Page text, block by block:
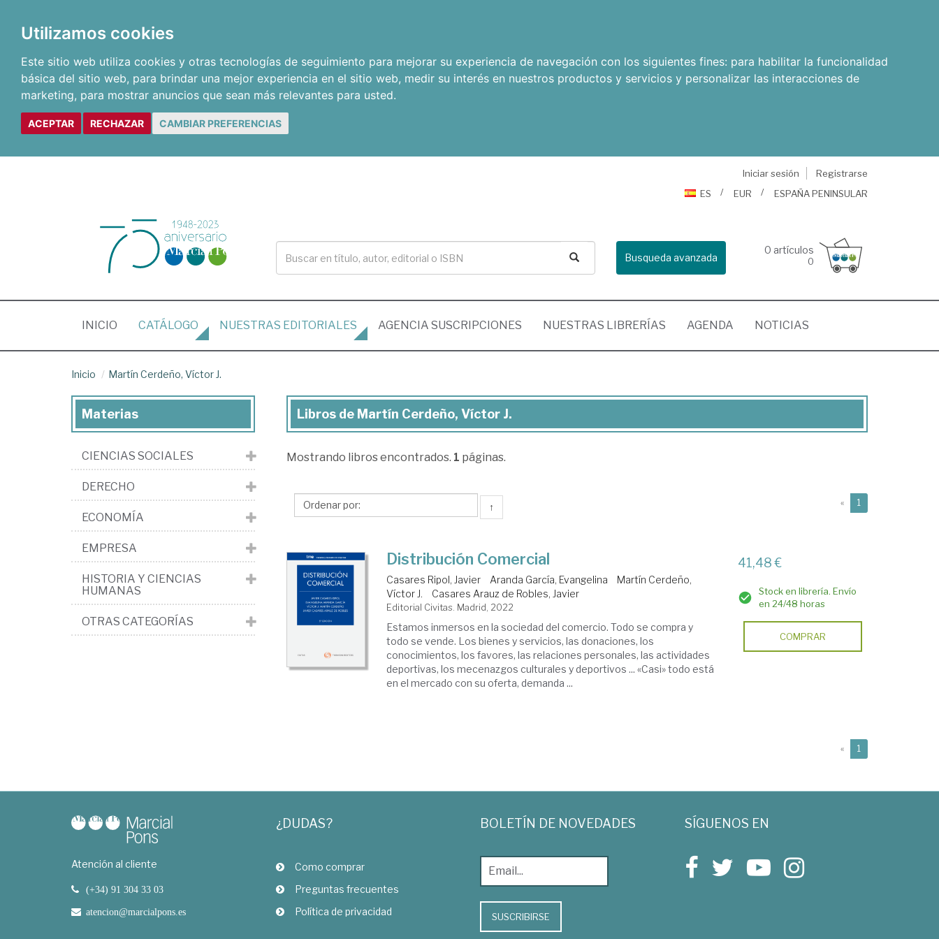
Utilizamos cookies
Este sitio web utiliza cookies y otras tecnologías de seguimiento para mejorar su experiencia de navegación con los siguientes fines: para habilitar la funcionalidad
básica del sitio web, para brindar una mejor experiencia en el sitio web, medir su interés en nuestros productos y servicios y personalizar las interacciones de
marketing, para mostrar anuncios que sean más relevantes para usted.
ACEPTAR RECHAZAR CAMBIAR PREFERENCIAS
Iniciar sesión
Registrarse
ES
EUR ESPAÑA PENINSULAR
Busqueda avanzada
0 artículos
0
INICIO (CURRENT)
CATÁLOGO NUESTRAS EDITORIALES AGENCIA SUSCRIPCIONES NUESTRAS LIBRERÍAS AGENDA NOTICIAS
Inicio Martín Cerdeño, Víctor J.
Libros
Martín
Víctor
Libros de Martín Cerdeño, Víctor J.
Mostrando libros encontrados. 1 páginas.
↑ « 1
Distribución Comercial
Casares Ripol, Javier Aranda García, Evangelina
Martín Cerdeño,
Víctor J.
Casares Arauz de Robles, Javier
Editorial Civitas. Madrid, 2022
Estamos inmersos en la sociedad del comercio. Todo se compra y
todo se vende. Los bienes y servicios, las donaciones, los
conocimientos, los favores, las relaciones personales, las actividades
deportivas, los mecenazgos culturales y deportivos ... «Casi» todo está
en el mercado con su oferta, demanda ...
41,48 €
Stock en librería. Envío
en 24/48 horas
COMPRAR
« 1
Materias
CIENCIAS SOCIALES
DERECHO
ECONOMÍA
EMPRESA
HISTORIA Y CIENCIAS
HUMANAS
OTRAS CATEGORÍAS
Atención al cliente
(+34) 91 304 33 03
atencion@marcialpons.es
¿DUDAS?
Como comprar
Preguntas frecuentes
Política de privacidad
BOLETÍN DE NOVEDADES
SUSCRIBIRSE
SÍGUENOS EN